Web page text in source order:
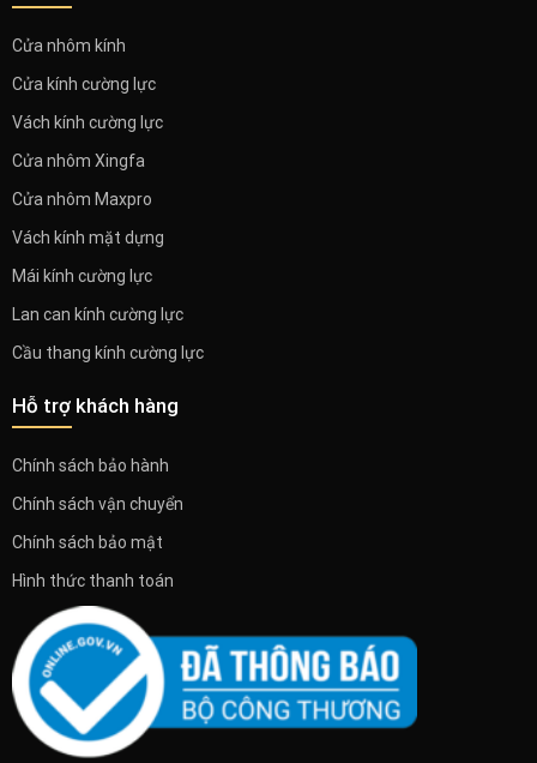
Cửa nhôm kính
Cửa kính cường lực
Vách kính cường lực
Cửa nhôm Xingfa
Cửa nhôm Maxpro
Vách kính mặt dựng
Mái kính cường lực
Lan can kính cường lực
Cầu thang kính cường lực
Hỗ trợ khách hàng
Chính sách bảo hành
Chính sách vận chuyển
Chính sách bảo mật
Hình thức thanh toán